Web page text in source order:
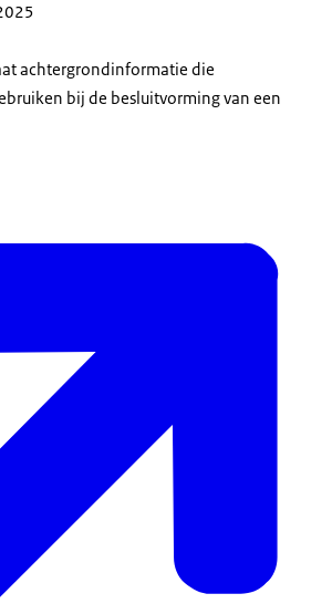
achtergrondinformatie die
bij de besluitvorming van een